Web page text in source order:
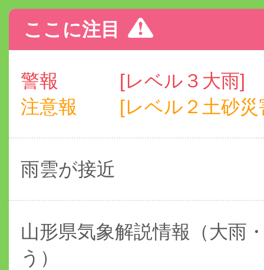
ここに注目
警報
[レベル３大雨]
注意報
[レベル２土砂災
雨雲が接近
山形県気象解説情報（大雨
う）